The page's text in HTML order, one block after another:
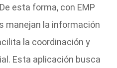
esta forma, con EMP
manejan la información
la coordinación y
Esta aplicación busca